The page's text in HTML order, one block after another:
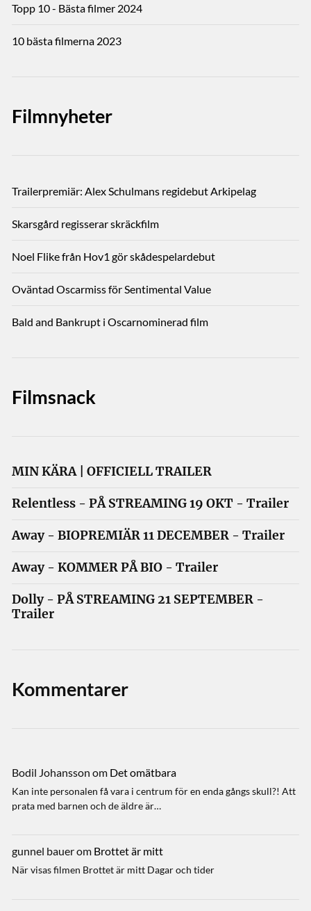
Topp 10 - Bästa filmer 2024
10 bästa filmerna 2023
Filmnyheter
Trailerpremiär: Alex Schulmans regidebut Arkipelag
Skarsgård regisserar skräckfilm
Noel Flike från Hov1 gör skådespelardebut
Oväntad Oscarmiss för Sentimental Value
Bald and Bankrupt i Oscarnominerad film
Filmsnack
MIN KÄRA | OFFICIELL TRAILER
Relentless - PÅ STREAMING 19 OKT - Trailer
Away - BIOPREMIÄR 11 DECEMBER - Trailer
Away - KOMMER PÅ BIO - Trailer
Dolly - PÅ STREAMING 21 SEPTEMBER -
Trailer
Kommentarer
Bodil Johansson om Det omätbara
Kan inte personalen få vara i centrum för en enda gångs skull?! Att
prata med barnen och de äldre är…
gunnel bauerom Brottet är mitt
När visas filmen Brottet är mitt Dagar och tider